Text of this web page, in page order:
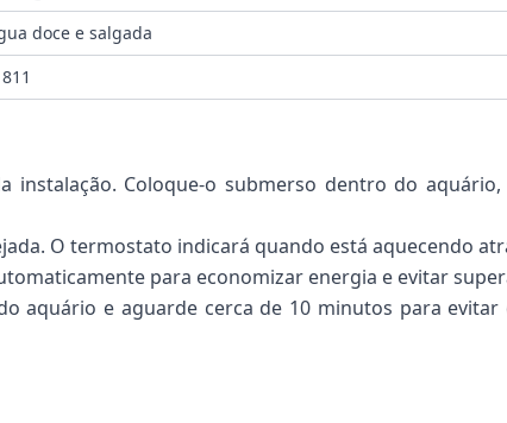
doce e salgada
Coloque-o submerso dentro do
O termostato indicará quando está aquecendo
para economizar energia e evitar
aquário e aguarde cerca de 10 minutos para